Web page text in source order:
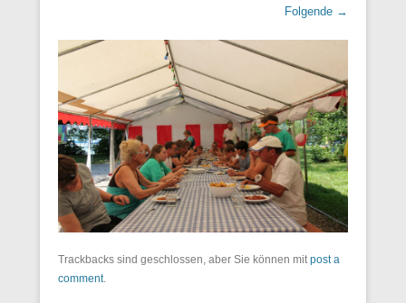
Folgende →
Trackbacks sind geschlossen, aber Sie können mitpost a
comment.